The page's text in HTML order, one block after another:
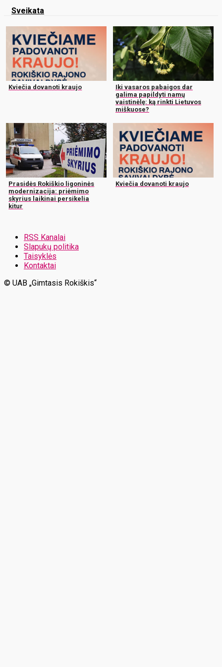
Sveikata
Kviečia dovanoti kraujo
Iki vasaros pabaigos dar
galima papildyti namų
vaistinėlę: ką rinkti Lietuvos
miškuose?
Prasidės Rokiškio ligoninės
modernizacija: priėmimo
skyrius laikinai persikelia
kitur
Kviečia dovanoti kraujo
RSS Kanalai
Slapukų politika
Taisyklės
Kontaktai
© UAB „Gimtasis Rokiškis“